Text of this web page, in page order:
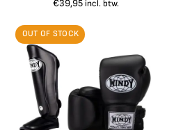
€39,95 incl. btw.
OUT OF STOCK